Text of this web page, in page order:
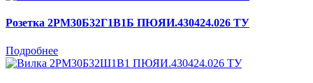
Розетка 2РМ30Б32Г1В1Б ПЮЯИ.430424.026 ТУ
Подробнее